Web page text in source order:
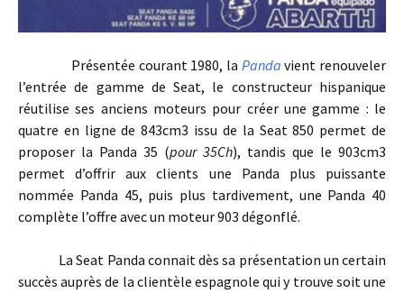
Présentée courant 1980, la Panda vient renouveler
l’entrée de gamme de Seat, le constructeur hispanique
réutilise ses anciens moteurs pour créer une gamme : le
quatre en ligne de 843cm3 issu de la Seat 850 permet de
proposer la Panda 35 (pour 35Ch), tandis que le 903cm3
permet d’offrir aux clients une Panda plus puissante
nommée Panda 45, puis plus tardivement, une Panda 40
complète l’offre avec un moteur 903 dégonflé.
La Seat Panda connait dès sa présentation un certain
succès auprès de la clientèle espagnole qui y trouve soit une